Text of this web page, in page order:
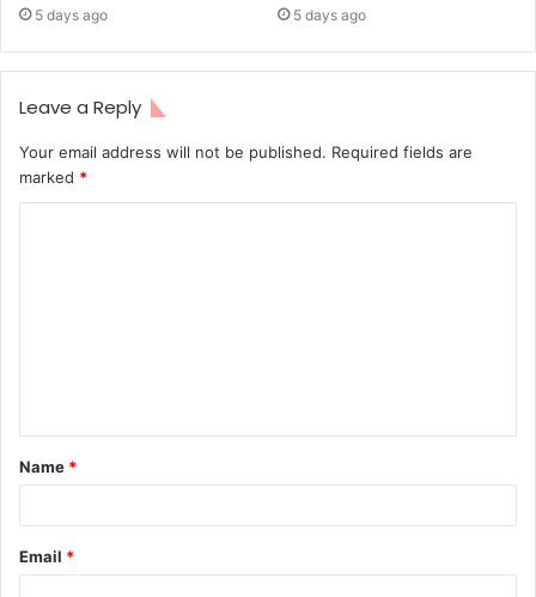
5 days ago 5 days ago
Leave a Reply
Your email address will not be published. Required fields are
marked *
Name *
Email *